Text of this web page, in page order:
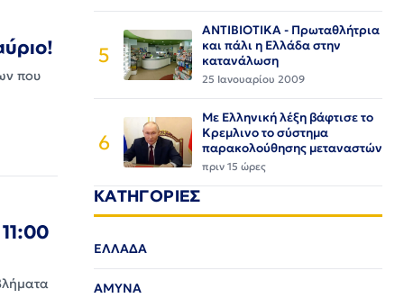
που
5
ΑΝΤΙΒΙΟΤΙΚΑ - Πρωταθλήτρια
και πάλι η Ελλάδα στην
κατανάλωση
25 Ιανουαρίου 2009
6
Με Ελληνική λέξη βάφτισε το
Κρεμλινο το σύστημα
παρακολούθησης μεταναστών
πριν 15 ώρες
ΚΑΤΗΓΟΡΙΕΣ
ΕΛΛΑΔΑ
ΑΜΥΝΑ